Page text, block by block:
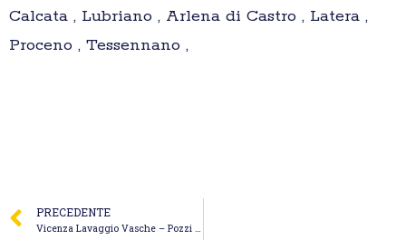
Calcata , Lubriano , Arlena di Castro , Latera ,
Proceno , Tessennano ,
PRECEDENTE
Vicenza Lavaggio Vasche – Pozzi Neri Cacciatori